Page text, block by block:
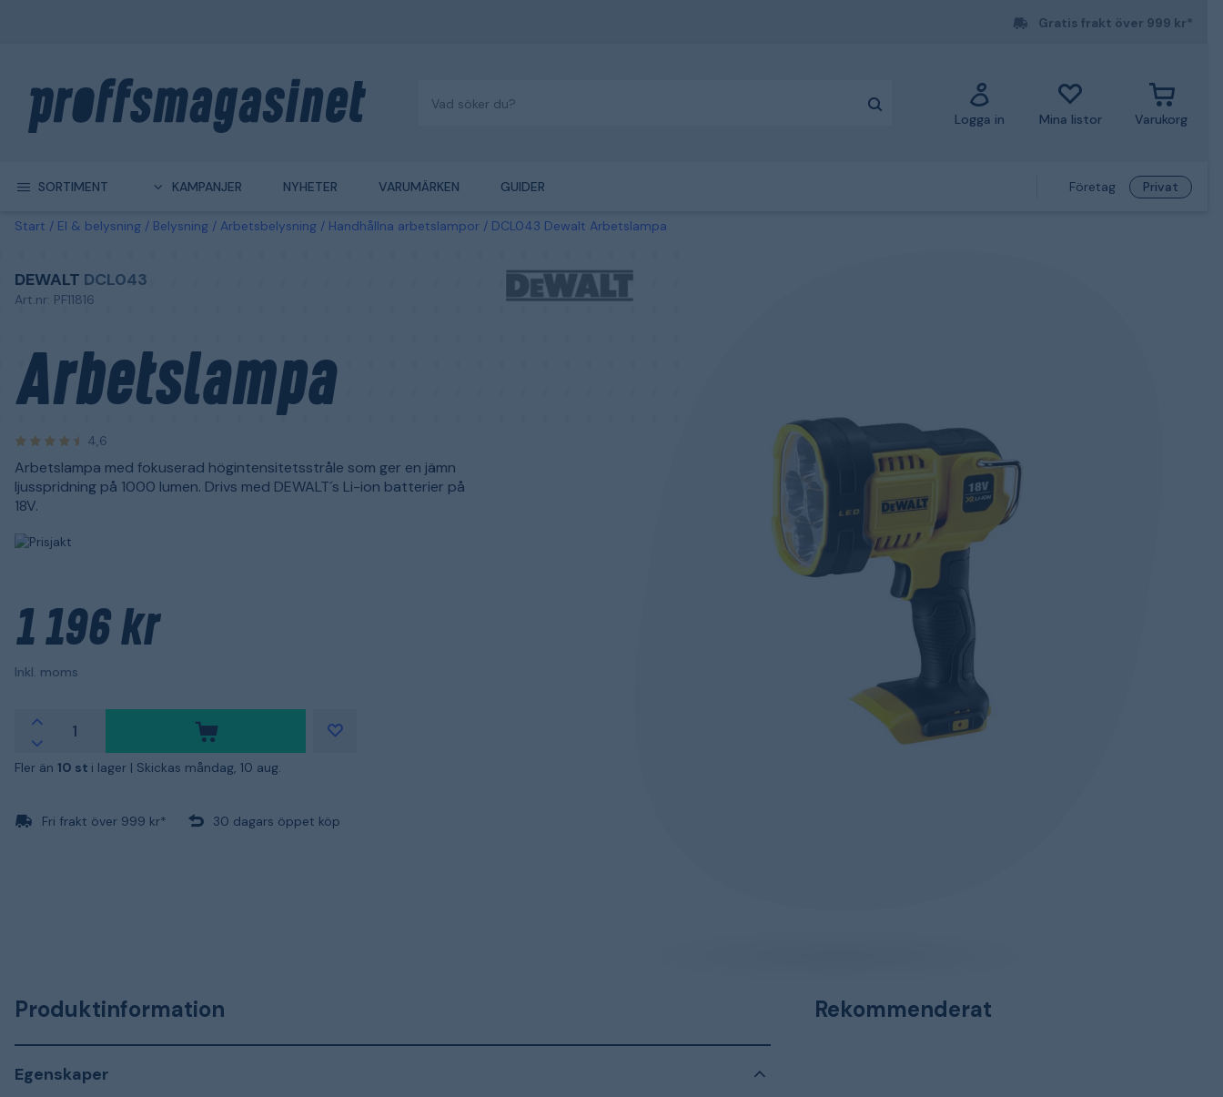
Gratis frakt över 999 kr*
Logga in Mina listor Varukorg
SORTIMENT KAMPANJER NYHETER VARUMÄRKEN GUIDER Företag Privat
Start El & belysning Belysning Arbetsbelysning Handhållna arbetslampor DCL043 Dewalt Arbetslampa
DEWALT DCL043
Art.nr: PF11816
Arbetslampa
4,6
Arbetslampa med fokuserad högintensitetsstråle som ger en jämn
ljusspridning på 1000 lumen. Drivs med DEWALT´s Li-ion batterier på
18V.
1 196 kr
Inkl. moms
Fler än 10 st i lager | Skickas måndag, 10 aug.
Fri frakt över 999 kr* 30 dagars öppet köp
Produktinformation
Egenskaper
Rekommenderat